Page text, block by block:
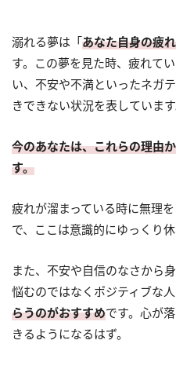
溺れる夢は「あなた自身の疲
す。この夢を見た時、疲れて
い、不安や不満といったネガ
きできない状況を表しています
今のあなたは、これらの理由
す。
疲れが溜まっている時に無理
で、ここは意識的にゆっくり休
また、不安や自信のなさから
悩むのではなくポジティブな
らうのがおすすめです。心が
きるようになるはず。